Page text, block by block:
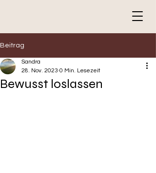
Beitrag
Bewusst loslassen
Sandra
28. Nov. 2023 0 Min. Lesezeit